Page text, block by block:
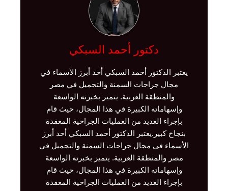
دكتور أحمد السبكي
يعتبر الدكتور أحمد السبكي أحد أبرز الأسماء في
مجال جراحات السمنة والتجميل في مصر
والمنطقة العربية. يتميز بخبرته الواسعة
وإسهاماته الكبيرة في هذا المجال، حيث قام
بإجراء العديد من العمليات الجراحية المعقدة
بنجاح كبير.يعتبر الدكتور أحمد السبكي أحد أبرز
الأسماء في مجال جراحات السمنة والتجميل في
مصر والمنطقة العربية. يتميز بخبرته الواسعة
وإسهاماته الكبيرة في هذا المجال، حيث قام
بإجراء العديد من العمليات الجراحية المعقدة